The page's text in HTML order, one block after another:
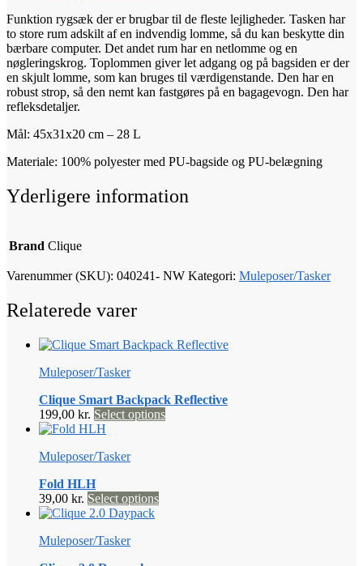
Funktion rygsæk der er brugbar til de fleste lejligheder. Tasken har
to store rum adskilt af en indvendig lomme, så du kan beskytte din
bærbare computer. Det andet rum har en netlomme og en
nøgleringskrog. Toplommen giver let adgang og på bagsiden er der
en skjult lomme, som kan bruges til værdigenstande. Den har en
robust strop, så den nemt kan fastgøres på en bagagevogn. Den har
refleksdetaljer.
Mål: 45x31x20 cm – 28 L
Materiale: 100% polyester med PU-bagside og PU-belægning
Yderligere information
Brand Clique
Varenummer (SKU): 040241- NW Kategori: Muleposer/Tasker
Relaterede varer
Muleposer/Tasker
Clique Smart Backpack Reflective
199,00 kr. Select optionsDette
Muleposer/Tasker
Fold HLH
39,00 kr. Select optionsDette
Muleposer/Tasker